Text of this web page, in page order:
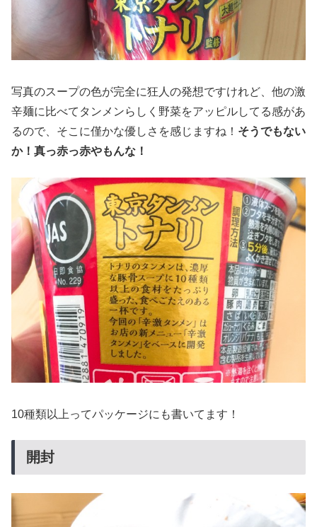
写真のスープの色が完全に狂人の発想ですけれど、他の激
辛麺に比べてタンメンらしく野菜をアッピルしてる感があ
るので、そこに僅かな優しさを感じますね！ そうでもない
か！真っ赤っ赤やもんな！
10種類以上ってパッケージにも書いてます！
開封